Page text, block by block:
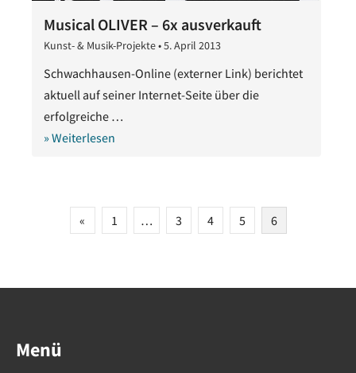
Musical OLIVER – 6x ausverkauft
Kunst- & Musik-Projekte•5. April 2013
2020
Schwachhausen-Online (externer Link) berichtet
aktuell auf seiner Internet-Seite über die
erfolgreiche …
» Weiterlesen
Seitennummerierung
« 1 … 3 4 5 6
Menü